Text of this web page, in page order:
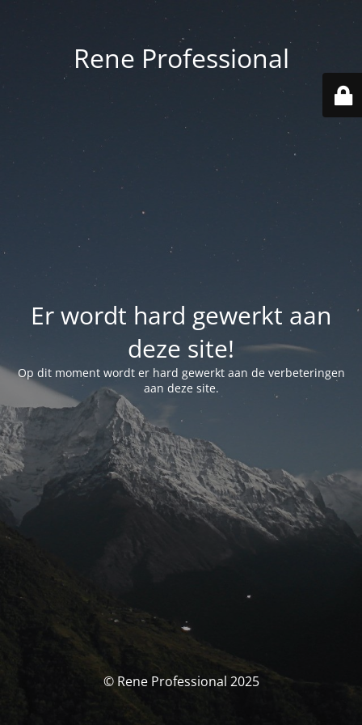
Rene Professional
Er wordt hard gewerkt aan
deze site!
Op dit moment wordt er hard gewerkt aan de verbeteringen
aan deze site.
© Rene Professional 2025